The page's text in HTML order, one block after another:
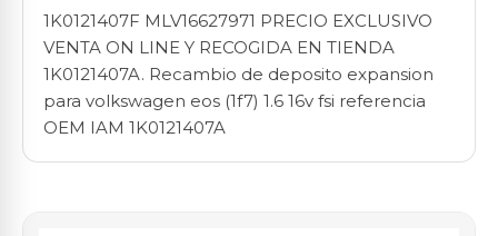
1K0121407F MLV16627971 PRECIO EXCLUSIVO
VENTA ON LINE Y RECOGIDA EN TIENDA
1K0121407A. Recambio de deposito expansion
para volkswagen eos (1f7) 1.6 16v fsi referencia
OEM IAM 1K0121407A